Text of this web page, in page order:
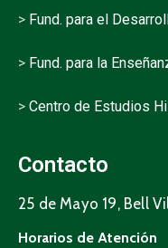
> Fund. para el
> Fund. para la
> Centro de Estudios
Contacto
25 de Mayo 19, Bell
Horarios de Atención